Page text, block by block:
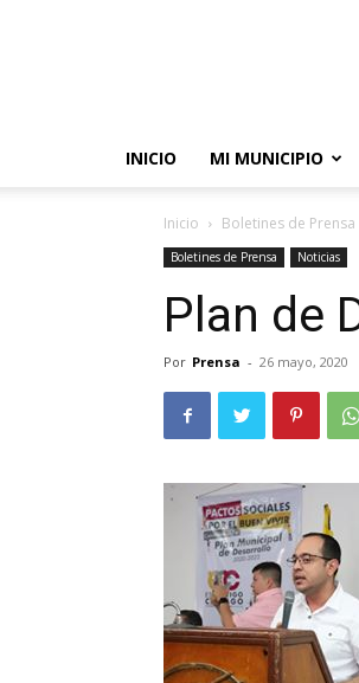
INICIO MI MUNICIPIO
Inicio Boletines de Prensa
Boletines de Prensa Noticias
Plan de
Por Prensa - 26 mayo, 2020